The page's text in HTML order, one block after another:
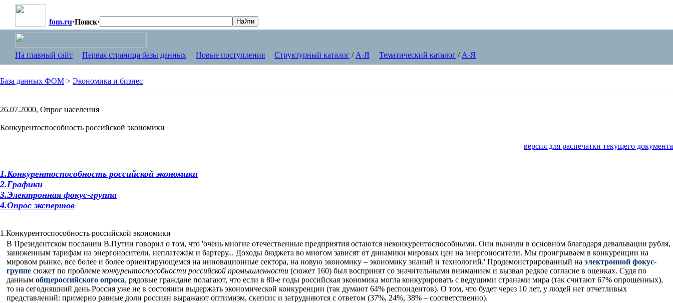
fom.ru·Поиск·
На главный сайт Первая страница базы данных Новые поступления Структурный каталог / А-Я Тематический каталог / А-Я
База данных ФОМ > Экономика и бизнес
26.07.2000, Опрос населения
Конкурентоспособность российской экономики
версия для распечатки текущего документа
1.Конкурентоспособность российской экономики
2.Графики
3.Электронная фокус-группа
4.Опрос экспертов
1.Конкурентоспособность российской экономики
В Президентском послании В.Путин говорил о том, что 'очень многие отечественные предприятия остаются неконкурентоспособными. Они выжили в основном благодаря девальвации рубля,
заниженным тарифам на энергоносители, неплатежам и бартеру... Доходы бюджета во многом зависят от динамики мировых цен на энергоносители. Мы проигрываем в конкуренции на
мировом рынке, все более и более ориентирующемся на инновационные сектора, на новую экономику – экономику знаний и технологий.' Продемонстрированный на электронной фокус-
группе сюжет по проблеме конкурентоспособности российской промышленности (сюжет 160) был воспринят со значительными вниманием и вызвал редкое согласие в оценках. Судя по
данным общероссийского опроса, рядовые граждане полагают, что если в 80-е годы российская экономика могла конкурировать с ведущими странами мира (так считают 67% опрошенных),
то на сегодняшний день Россия уже не в состоянии выдержать экономической конкуренции (так думают 64% респондентов). О том, что будет через 10 лет, у людей нет отчетливых
представлений: примерно равные доли россиян выражают оптимизм, скепсис и затрудняются с ответом (37%, 24%, 38% – соответственно).